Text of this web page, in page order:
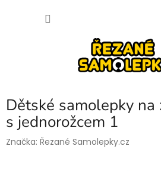
Dětské samolepky
s jednorožcem 1
Značka: Řezané Samolepky.cz